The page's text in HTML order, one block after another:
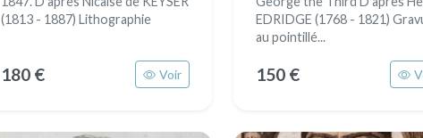
(1813 - 1887) Lithographie
180 € Voir
EDRIDGE (1768 - 1821)
au pointillé...
150 €